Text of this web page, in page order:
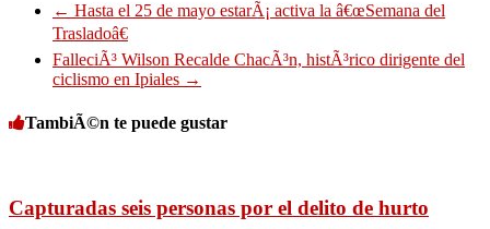
← Hasta el 25 de mayo estarÃ¡ activa la â€œSemana del
Trasladoâ€
FalleciÃ³ Wilson Recalde ChacÃ³n, histÃ³rico dirigente del
ciclismo en Ipiales →
TambiÃ©n te puede gustar
Capturadas seis personas por el delito de hurto